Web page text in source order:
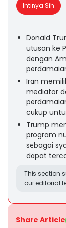
Intinya Sih
Donald
utusan ke
dengan
Iran
mediator
cukup
Trump
program
sebagai
dapat
This section
our editorial
Share Article